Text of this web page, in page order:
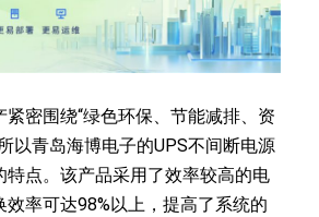
紧密围绕“绿色环保、节能减排、资
以青岛海博电子的UPS不间断电源
特点。该产品采用了效率较高的电
效率可达98%以上，提高了系统的